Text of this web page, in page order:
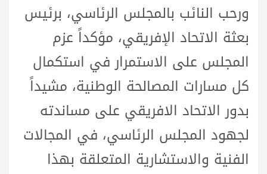
ورحب النائب بالمجلس الرئاسي، برئيس
بعثة الاتحاد الإفريقي، مؤكداً عزم
المجلس على الاستمرار في استكمال
كل مسارات المصالحة الوطنية، مشيداً
بدور الاتحاد الافريقي على مساندته
لجهود المجلس الرئاسي، في المجالات
الفنية والاستشارية المتعلقة بهذا